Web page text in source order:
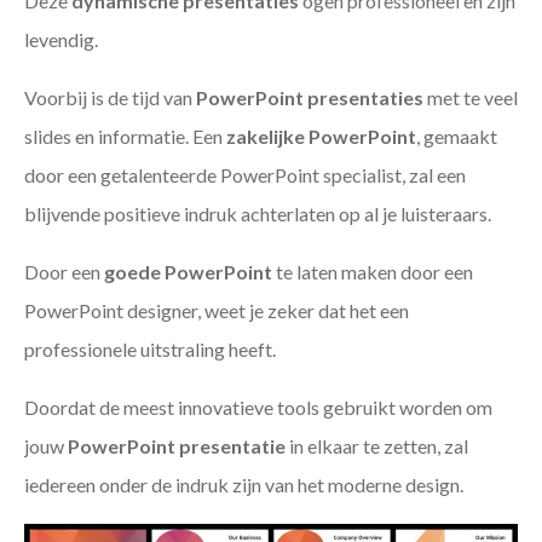
levendig.
Voorbij is de tijd van PowerPoint presentaties met te veel
slides en informatie. Een zakelijke PowerPoint, gemaakt
door een getalenteerde PowerPoint specialist, zal een
blijvende positieve indruk achterlaten op al je luisteraars.
Door een goede PowerPoint te laten maken door een
PowerPoint designer, weet je zeker dat het een
professionele uitstraling heeft.
Doordat de meest innovatieve tools gebruikt worden om
jouw PowerPoint presentatie in elkaar te zetten, zal
iedereen onder de indruk zijn van het moderne design.